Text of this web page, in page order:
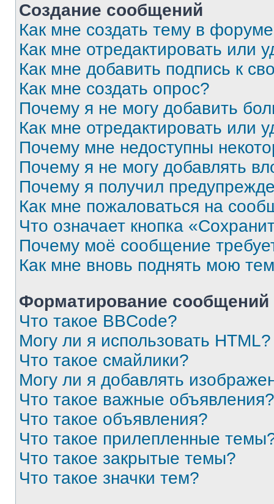
Создание сообщений
Как мне создать тему в
Как мне отредактировать или
Как мне добавить подпись к
Как мне создать опрос?
Почему я не могу добавить
Как мне отредактировать или
Почему мне недоступны
Почему я не могу добавлять
Почему я получил
Как мне пожаловаться на
Что означает кнопка
Почему моё сообщение
Как мне вновь поднять мою
Форматирование
Что такое BBCode?
Могу ли я использовать HTML?
Что такое смайлики?
Могу ли я добавлять
Что такое важные объявления?
Что такое объявления?
Что такое прилепленные
Что такое закрытые темы?
Что такое значки тем?